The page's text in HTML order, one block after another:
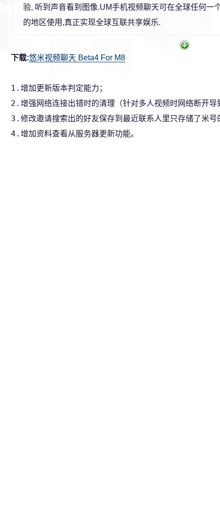
验, 听到声音看到图像.UM手机视频聊天可在全球任何一
的地区使用,真正实现全球互联共享娱乐.
下载:悠米视频聊天 Beta4 For M8
1.增加更新版本判定能力；
2.增强网络连接出错时的清理（针对多人视频时网络断开导
3.修改邀请搜索出的好友保存到最近联系人里只存储了米
4.增加资料查看从服务器更新功能。